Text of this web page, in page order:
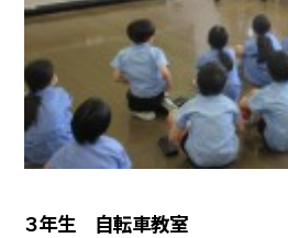
３年生 自転車教室